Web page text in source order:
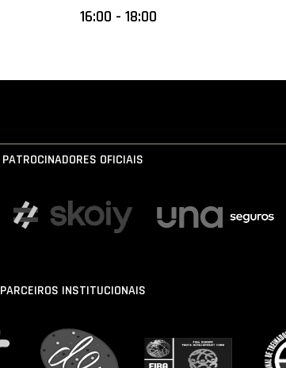
16:00 - 18:00
PATROCINADORES OFICIAIS
PARCEIROS INSTITUCIONAIS